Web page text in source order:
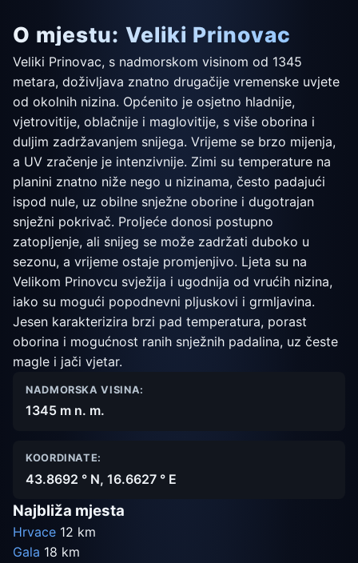
O mjestu: Veliki Prinovac
Veliki Prinovac, s nadmorskom visinom od 1345
metara, doživljava znatno drugačije vremenske uvjete
od okolnih nizina. Općenito je osjetno hladnije,
vjetrovitije, oblačnije i maglovitije, s više oborina i
duljim zadržavanjem snijega. Vrijeme se brzo mijenja,
a UV zračenje je intenzivnije. Zimi su temperature na
planini znatno niže nego u nizinama, često padajući
ispod nule, uz obilne snježne oborine i dugotrajan
snježni pokrivač. Proljeće donosi postupno
zatopljenje, ali snijeg se može zadržati duboko u
sezonu, a vrijeme ostaje promjenjivo. Ljeta su na
Velikom Prinovcu svježija i ugodnija od vrućih nizina,
iako su mogući popodnevni pljuskovi i grmljavina.
Jesen karakterizira brzi pad temperatura, porast
oborina i mogućnost ranih snježnih padalina, uz česte
magle i jači vjetar.
NADMORSKA VISINA:
1345 m n. m.
KOORDINATE:
43.8692 ° N, 16.6627 ° E
Najbliža mjesta
Hrvace 12 km
Gala 18 km